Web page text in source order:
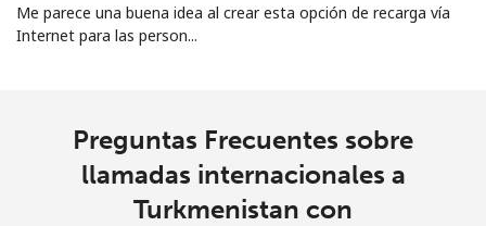
Tuvalu
Me parece una buena idea al crear esta opción de recarga vía
Internet para las person...
Preguntas Frecuentes sobre
llamadas internacionales a
Turkmenistan con